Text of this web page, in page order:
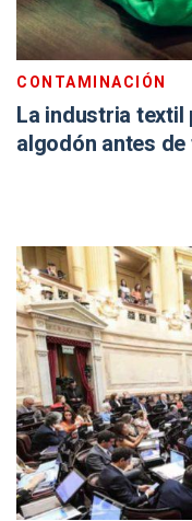
CONTAMINACIÓN
La industria textil
algodón antes